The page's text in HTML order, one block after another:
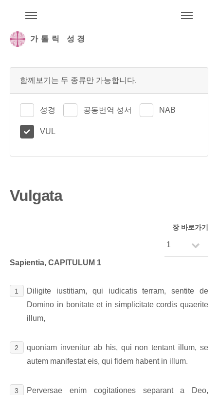
가톨릭 성경
함께보기는 두 종류만 가능합니다.
성경 공동번역 성서 NAB
VUL
Vulgata
장 바로가기
Sapientia, CAPITULUM 1
1
Diligite iustitiam, qui iudicatis terram, sentite de
Domino in bonitate et in simplicitate cordis quaerite
illum,
2
quoniam invenitur ab his, qui non tentant illum, se
autem manifestat eis, qui fidem habent in illum.
3
Perversae enim cogitationes separant a Deo,